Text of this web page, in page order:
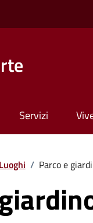
Servizi
Luoghi / Parco e